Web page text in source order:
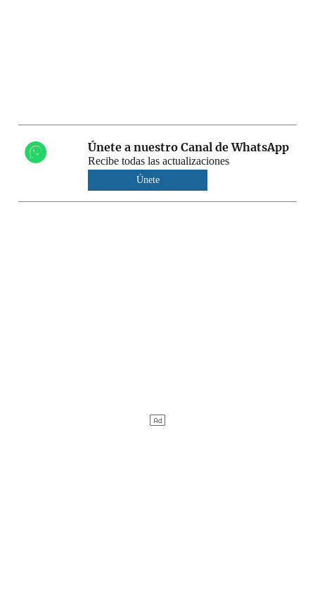
Únete a nuestro Canal de WhatsApp
Recibe todas las actualizaciones
Únete